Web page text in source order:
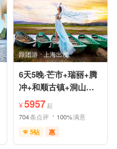
品质游
环游洱海
自然山水
跟团游 上海出发
6天5晚·芒市+瑞丽+腾
冲+和顺古镇+洞山温
泉+中缅姐告国门跟团
游
¥5957 起
704条点评 100%满意
5钻
惠
充足自由时间